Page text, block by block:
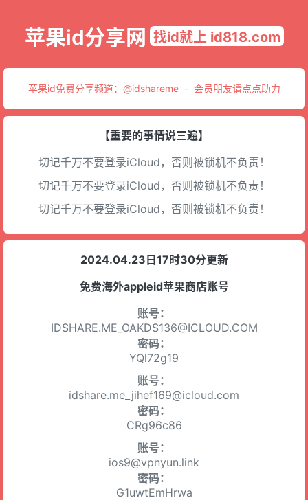
苹果id分享网 找id就上 id818.com
苹果id免费分享频道： @idshareme- 会员朋友请点点助力
【重要的事情说三遍】
切记千万不要登录iCloud，否则被锁机不负责！
切记千万不要登录iCloud，否则被锁机不负责！
切记千万不要登录iCloud，否则被锁机不负责！
2024.04.23日17时30分更新
免费海外appleid苹果商店账号
账号：
IDSHARE.ME_OAKDS136@ICLOUD.COM
密码：
YQl72g19
账号：
idshare.me_jihef169@icloud.com
密码：
CRg96c86
账号：
ios9@vpnyun.link
密码：
G1uwtEmHrwa